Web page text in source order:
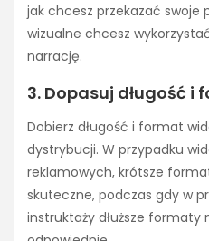
jak chcesz przekazać swoje
wizualne chcesz
narrację.
3. Dopasuj długość i
Dobierz długość i format
dystrybucji. W przypadku
reklamowych, krótsze
skuteczne, podczas gdy w
instruktaży dłuższe formaty